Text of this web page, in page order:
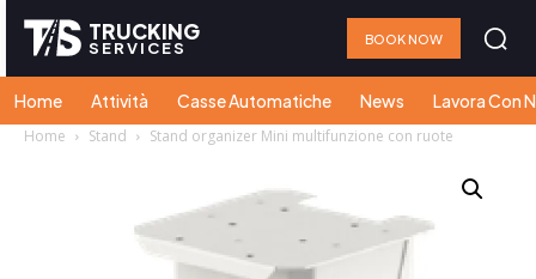
TRUCKING
SERVICES BOOK NOW
Home Attività Casse Automatiche News Lavora Con
Home Stand Stand organizer Mini multifunzione con ruote